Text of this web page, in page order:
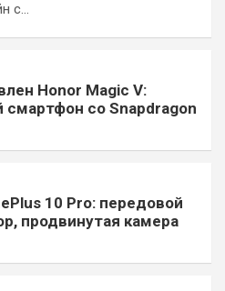
с…
Honor Magic V:
смартфон со Snapdragon
10 Pro: передовой
продвинутая камера